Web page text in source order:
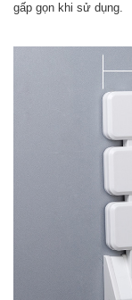
gấp gọn khi sử dụng.